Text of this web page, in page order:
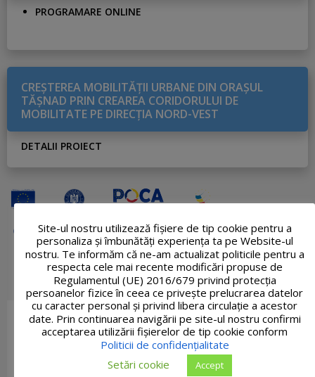
PROGRAMARE ONLINE
CREŞTEREA MOBILITĂŢII URBANE DIN ORAŞUL
TĂŞNAD PRIN CREAREA CORIDORULUI DE
MOBILITATE PE DIRECŢIA NORD-VEST
DETALII PROIECT
Site-ul nostru utilizează fişiere de tip cookie pentru a
personaliza și îmbunătăți experiența ta pe Website-ul
nostru. Te informăm că ne-am actualizat politicile pentru a
respecta cele mai recente modificări propuse de
Regulamentul (UE) 2016/679 privind protecția
persoanelor fizice în ceea ce privește prelucrarea datelor
cu caracter personal și privind libera circulație a acestor
date. Prin continuarea navigării pe site-ul nostru confirmi
acceptarea utilizării fişierelor de tip cookie conform
Politicii de confidențialitate
Setări cookie
Accept